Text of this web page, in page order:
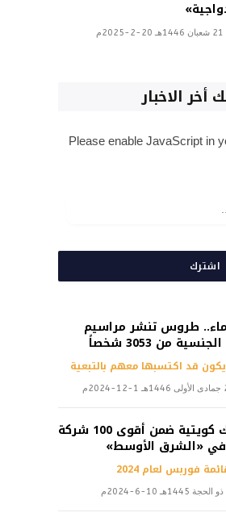
الاخبار
Please enable JavaScript in
اشترك
طروس تنشر مراسيم
من 3053 شخصاً
قد اكتسبها معهم بالتبعية
7 بنوك كويتية ضمن أقوى 100 شركة
«الشرق الأوسط»
فوربس لعام 2024